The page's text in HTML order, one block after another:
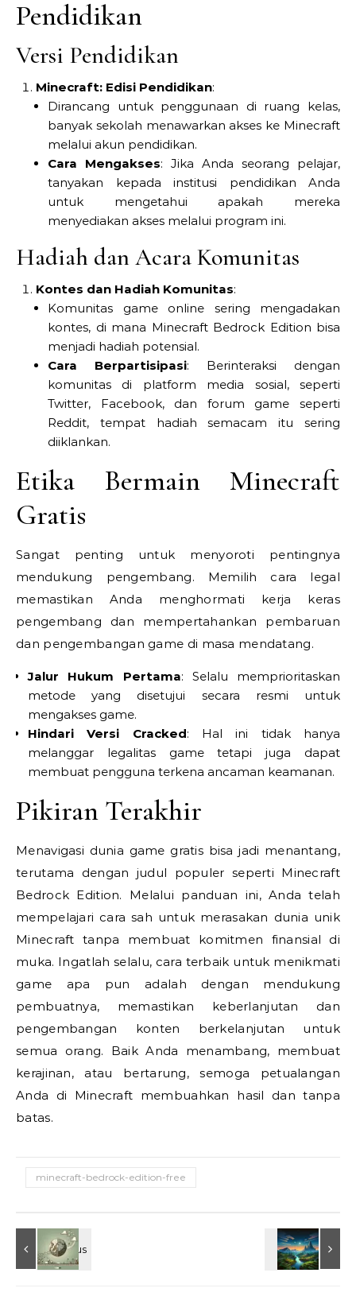
Pendidikan
Versi Pendidikan
Minecraft: Edisi Pendidikan:
Dirancang untuk penggunaan di ruang kelas,
banyak sekolah menawarkan akses ke Minecraft
melalui akun pendidikan.
Cara Mengakses: Jika Anda seorang pelajar,
tanyakan kepada institusi pendidikan Anda
untuk mengetahui apakah mereka
menyediakan akses melalui program ini.
Hadiah dan Acara Komunitas
Kontes dan Hadiah Komunitas:
Komunitas game online sering mengadakan
kontes, di mana Minecraft Bedrock Edition bisa
menjadi hadiah potensial.
Cara Berpartisipasi: Berinteraksi dengan
komunitas di platform media sosial, seperti
Twitter, Facebook, dan forum game seperti
Reddit, tempat hadiah semacam itu sering
diiklankan.
Etika Bermain Minecraft
Gratis
Sangat penting untuk menyoroti pentingnya
mendukung pengembang. Memilih cara legal
memastikan Anda menghormati kerja keras
pengembang dan mempertahankan pembaruan
dan pengembangan game di masa mendatang.
Jalur Hukum Pertama: Selalu memprioritaskan
metode yang disetujui secara resmi untuk
mengakses game.
Hindari Versi Cracked: Hal ini tidak hanya
melanggar legalitas game tetapi juga dapat
membuat pengguna terkena ancaman keamanan.
Pikiran Terakhir
Menavigasi dunia game gratis bisa jadi menantang,
terutama dengan judul populer seperti Minecraft
Bedrock Edition. Melalui panduan ini, Anda telah
mempelajari cara sah untuk merasakan dunia unik
Minecraft tanpa membuat komitmen finansial di
muka. Ingatlah selalu, cara terbaik untuk menikmati
game apa pun adalah dengan mendukung
pembuatnya, memastikan keberlanjutan dan
pengembangan konten berkelanjutan untuk
semua orang. Baik Anda menambang, membuat
kerajinan, atau bertarung, semoga petualangan
Anda di Minecraft membuahkan hasil dan tanpa
batas.
minecraft-bedrock-edition-free